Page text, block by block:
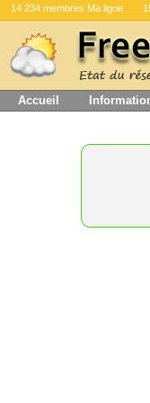
14 234 membres Ma ligne
Accueil